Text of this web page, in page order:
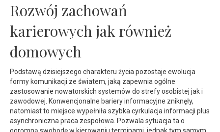
Rozwój zachowań
karierowych jak również
domowych
Podstawą dzisiejszego charakteru życia pozostaje ewolucja
formy komunikacji ze światem, jaką zapewnia ogólne
zastosowanie nowatorskich systemów do strefy osobistej jak i
zawodowej. Konwencjonalne bariery informacyjne zniknęły,
natomiast to miejsce wypełniła szybka cyrkulacja informacji plus
asynchroniczna praca zespołowa. Pozwala sytuacja ta o